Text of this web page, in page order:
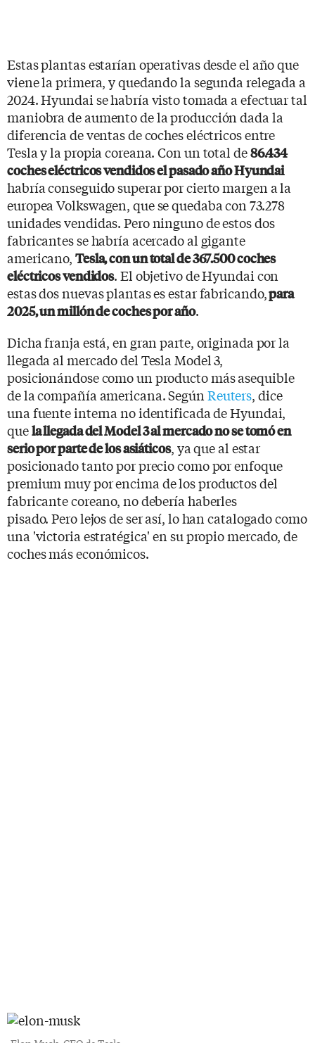
Estas plantas estarían operativas desde el año que
viene la primera, y quedando la segunda relegada a
2024. Hyundai se habría visto tomada a efectuar tal
maniobra de aumento de la producción dada la
diferencia de ventas de coches eléctricos entre
Tesla y la propia coreana. Con un total de86.434
coches eléctricos vendidos el pasado año Hyundai
habría conseguido superar por cierto margen a la
europea Volkswagen, que se quedaba con 73.278
unidades vendidas. Pero ninguno de estos dos
fabricantes se habría acercado al gigante
americano, Tesla, con un total de 367.500 coches
eléctricos vendidos. El objetivo de Hyundai con
estas dos nuevas plantas es estar fabricando,para
2025, un millón de coches por año.
Dicha franja está, en gran parte, originada por la
llegada al mercado del Tesla Model 3,
posicionándose como un producto más asequible
de la compañía americana. SegúnReuters, dice
una fuente interna no identificada de Hyundai,
quela llegada del Model 3 al mercado no se tomó en
serio por parte de los asiáticos, ya que al estar
posicionado tanto por precio como por enfoque
premium muy por encima de los productos del
fabricante coreano, no debería haberles
pisado. Pero lejos de ser así, lo han catalogado como
una 'victoria estratégica' en su propio mercado, de
coches más económicos.